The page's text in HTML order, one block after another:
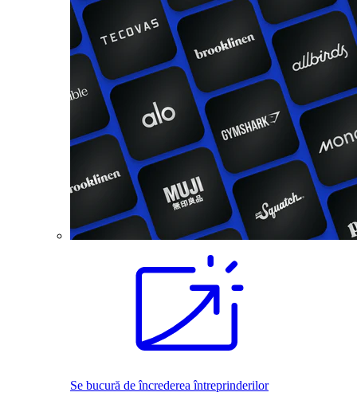
Se bucură de încrederea întreprinderilor